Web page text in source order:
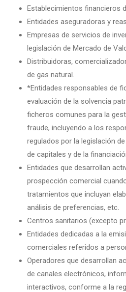
Establecimientos financieros
Entidades aseguradoras y
Empresas de servicios de
legislación de Mercado de
Distribuidoras,
de gas natural.
*Entidades responsables de
evaluación de la solvencia
ficheros comunes para la
fraude, incluyendo a los
regulados por la legislación
de capitales y de la
Entidades que desarrollan
prospección comercial
tratamientos que incluyan
análisis de preferencias, etc.
Centros sanitarios (excepto
Entidades dedicadas a la
comerciales referidos a
Operadores que desarrollan
de canales electrónicos,
interactivos, conforme a la